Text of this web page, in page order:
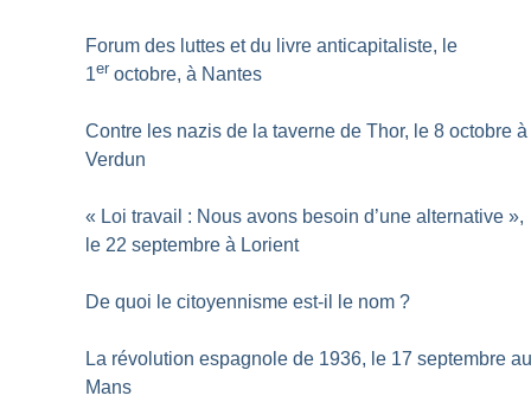
Forum des luttes et du livre anticapitaliste, le
1er octobre, à Nantes
Contre les nazis de la taverne de Thor, le 8 octobre à
Verdun
« Loi travail : Nous avons besoin d’une alternative »,
le 22 septembre à Lorient
De quoi le citoyennisme est-il le nom ?
La révolution espagnole de 1936, le 17 septembre
Mans